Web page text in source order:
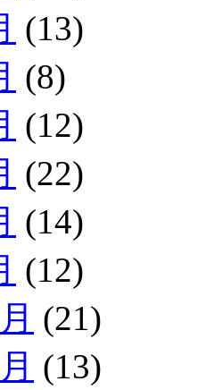
(13)
(8)
(12)
(22)
(14)
(12)
(21)
(13)